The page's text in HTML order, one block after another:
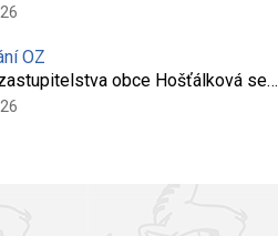
OZ
obce Hošťálková se…